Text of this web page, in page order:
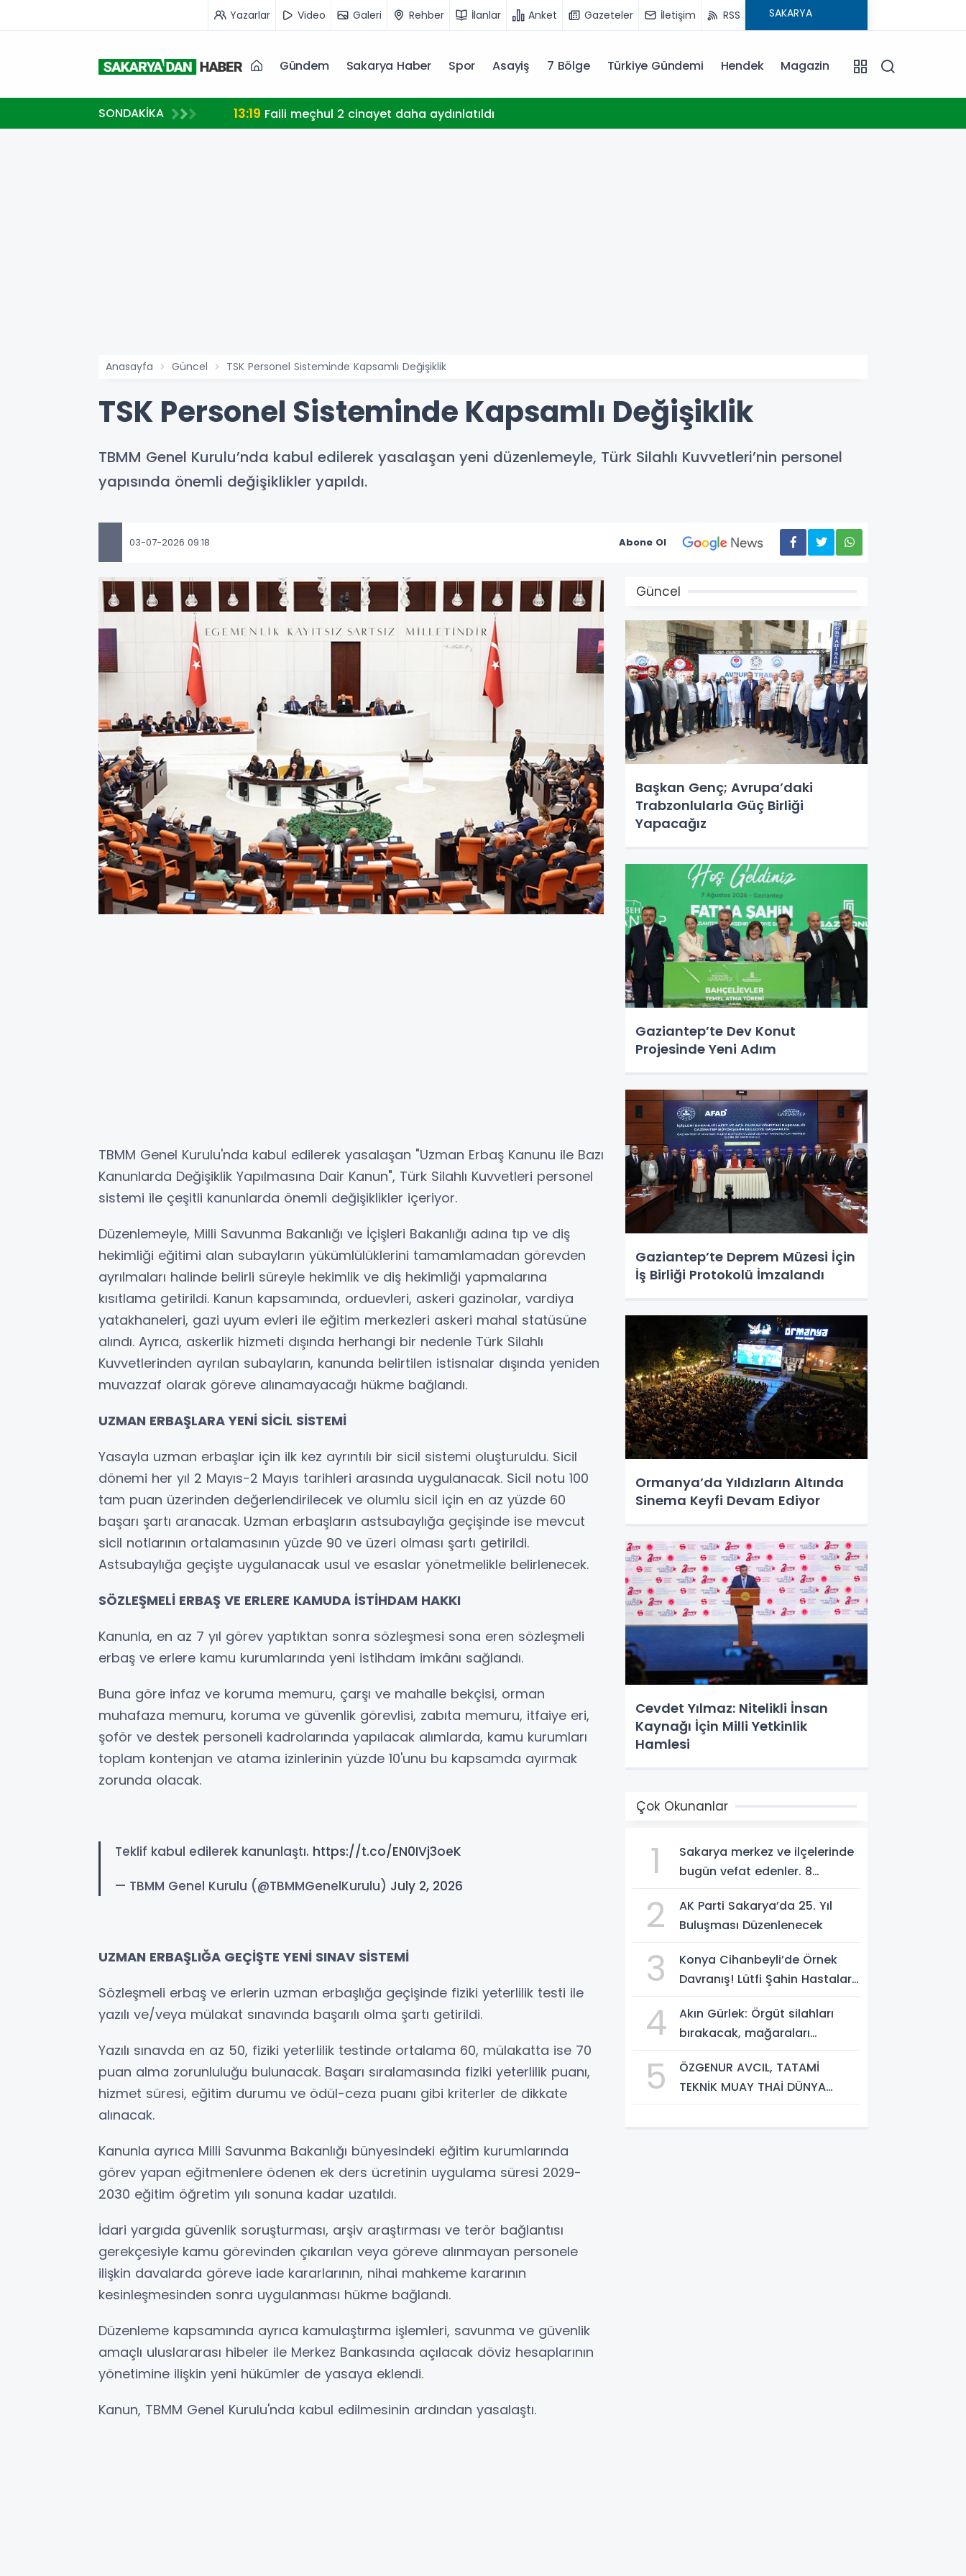
Yazarlar Video Galeri Rehber İlanlar Anket Gazeteler İletişim RSS
Gündem Sakarya Haber Spor Asayiş 7 Bölge Türkiye Gündemi Hendek Magazin
SONDAKİKA 13:19 Faili meçhul 2 cinayet daha aydınlatıldı
Anasayfa Güncel TSK Personel Sisteminde Kapsamlı Değişiklik
TSK Personel Sisteminde Kapsamlı Değişiklik
TBMM Genel Kurulu’nda kabul edilerek yasalaşan yeni düzenlemeyle, Türk Silahlı Kuvvetleri’nin personel
yapısında önemli değişiklikler yapıldı.
03-07-2026 09:18 Abone Ol
TBMM Genel Kurulu'nda kabul edilerek yasalaşan "Uzman Erbaş Kanunu ile Bazı
Kanunlarda Değişiklik Yapılmasına Dair Kanun", Türk Silahlı Kuvvetleri personel
sistemi ile çeşitli kanunlarda önemli değişiklikler içeriyor.
Düzenlemeyle, Milli Savunma Bakanlığı ve İçişleri Bakanlığı adına tıp ve diş
hekimliği eğitimi alan subayların yükümlülüklerini tamamlamadan görevden
ayrılmaları halinde belirli süreyle hekimlik ve diş hekimliği yapmalarına
kısıtlama getirildi. Kanun kapsamında, orduevleri, askeri gazinolar, vardiya
yatakhaneleri, gazi uyum evleri ile eğitim merkezleri askeri mahal statüsüne
alındı. Ayrıca, askerlik hizmeti dışında herhangi bir nedenle Türk Silahlı
Kuvvetlerinden ayrılan subayların, kanunda belirtilen istisnalar dışında yeniden
muvazzaf olarak göreve alınamayacağı hükme bağlandı.
UZMAN ERBAŞLARA YENİ SİCİL SİSTEMİ
Yasayla uzman erbaşlar için ilk kez ayrıntılı bir sicil sistemi oluşturuldu. Sicil
dönemi her yıl 2 Mayıs-2 Mayıs tarihleri arasında uygulanacak. Sicil notu 100
tam puan üzerinden değerlendirilecek ve olumlu sicil için en az yüzde 60
başarı şartı aranacak. Uzman erbaşların astsubaylığa geçişinde ise mevcut
sicil notlarının ortalamasının yüzde 90 ve üzeri olması şartı getirildi.
Astsubaylığa geçişte uygulanacak usul ve esaslar yönetmelikle belirlenecek.
SÖZLEŞMELİ ERBAŞ VE ERLERE KAMUDA İSTİHDAM HAKKI
Kanunla, en az 7 yıl görev yaptıktan sonra sözleşmesi sona eren sözleşmeli
erbaş ve erlere kamu kurumlarında yeni istihdam imkânı sağlandı.
Buna göre infaz ve koruma memuru, çarşı ve mahalle bekçisi, orman
muhafaza memuru, koruma ve güvenlik görevlisi, zabıta memuru, itfaiye eri,
şoför ve destek personeli kadrolarında yapılacak alımlarda, kamu kurumları
toplam kontenjan ve atama izinlerinin yüzde 10'unu bu kapsamda ayırmak
zorunda olacak.
Teklif kabul edilerek kanunlaştı. https://t.co/EN0IVj3oeK
— TBMM Genel Kurulu (@TBMMGenelKurulu) July 2, 2026
UZMAN ERBAŞLIĞA GEÇİŞTE YENİ SINAV SİSTEMİ
Sözleşmeli erbaş ve erlerin uzman erbaşlığa geçişinde fiziki yeterlilik testi ile
yazılı ve/veya mülakat sınavında başarılı olma şartı getirildi.
Yazılı sınavda en az 50, fiziki yeterlilik testinde ortalama 60, mülakatta ise 70
puan alma zorunluluğu bulunacak. Başarı sıralamasında fiziki yeterlilik puanı,
hizmet süresi, eğitim durumu ve ödül-ceza puanı gibi kriterler de dikkate
alınacak.
Kanunla ayrıca Milli Savunma Bakanlığı bünyesindeki eğitim kurumlarında
görev yapan eğitmenlere ödenen ek ders ücretinin uygulama süresi 2029-
2030 eğitim öğretim yılı sonuna kadar uzatıldı.
İdari yargıda güvenlik soruşturması, arşiv araştırması ve terör bağlantısı
gerekçesiyle kamu görevinden çıkarılan veya göreve alınmayan personele
ilişkin davalarda göreve iade kararlarının, nihai mahkeme kararının
kesinleşmesinden sonra uygulanması hükme bağlandı.
Düzenleme kapsamında ayrıca kamulaştırma işlemleri, savunma ve güvenlik
amaçlı uluslararası hibeler ile Merkez Bankasında açılacak döviz hesaplarının
yönetimine ilişkin yeni hükümler de yasaya eklendi.
Kanun, TBMM Genel Kurulu'nda kabul edilmesinin ardından yasalaştı.
Güncel
Başkan Genç; Avrupa’daki
Trabzonlularla Güç Birliği
Yapacağız
Gaziantep’te Dev Konut
Projesinde Yeni Adım
Gaziantep’te Deprem Müzesi İçin
İş Birliği Protokolü İmzalandı
Ormanya’da Yıldızların Altında
Sinema Keyfi Devam Ediyor
Cevdet Yılmaz: Nitelikli İnsan
Kaynağı İçin Milli Yetkinlik
Hamlesi
Çok Okunanlar
1
Sakarya merkez ve ilçelerinde
bugün vefat edenler. 8
2
AK Parti Sakarya’da 25. Yıl
Buluşması Düzenlenecek
3
Konya Cihanbeyli’de Örnek
Davranış! Lütfi Şahin Hastalara
4
Akın Gürlek: Örgüt silahları
bırakacak, mağaraları
5
ÖZGENUR AVCIL, TATAMİ
TEKNİK MUAY THAİ DÜNYA